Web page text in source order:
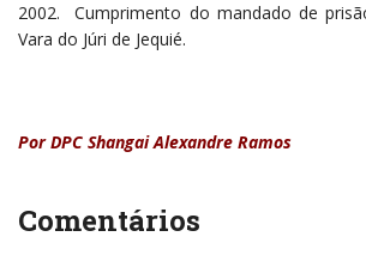
2002. Cumprimento do mandado de
Vara do Júri de Jequié.
Por DPC Shangai Alexandre Ramos
Comentários